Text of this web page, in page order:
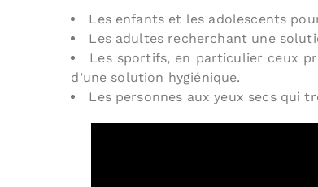
Les enfants et les adolescents
Les adultes recherchant une
Les sportifs, en particulier ceux
d’une solution hygiénique.
Les personnes aux yeux secs qui